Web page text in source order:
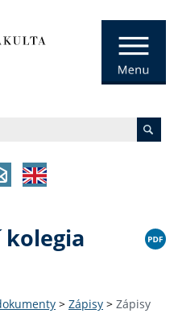
kolegia
> Zápisy > Zápisy